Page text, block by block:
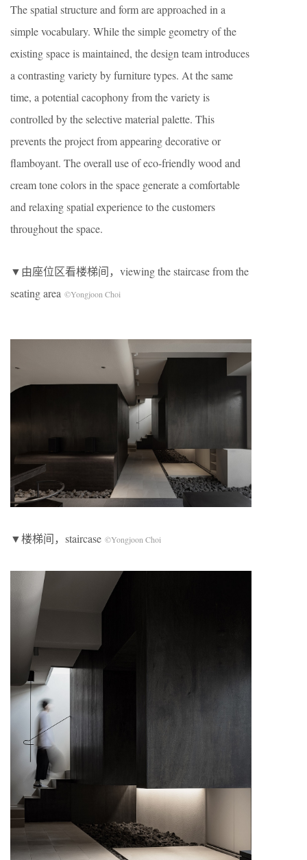
The spatial structure and form are approached in a
simple vocabulary. While the simple geometry of the
existing space is maintained, the design team introduces
a contrasting variety by furniture types. At the same
time, a potential cacophony from the variety is
controlled by the selective material palette. This
prevents the project from appearing decorative or
flamboyant. The overall use of eco-friendly wood and
cream tone colors in the space generate a comfortable
and relaxing spatial experience to the customers
throughout the space.
▼由座位区看楼梯间，viewing the staircase from the
seating area ©Yongjoon Choi
▼楼梯间，staircase ©Yongjoon Choi